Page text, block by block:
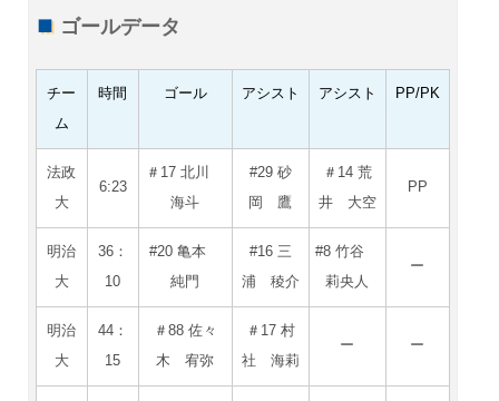
ゴールデータ
チー
ム
時間 ゴール アシスト アシスト PP/PK
法政
大
6:23
＃17 北川
海斗
#29 砂
岡 鷹
＃14 荒
井 大空
PP
明治
大
36：
10
#20 亀本
純門
#16 三
浦 稜介
#8 竹谷
莉央人
ー
明治
大
44：
15
＃88 佐々
木 宥弥
＃17 村
社 海莉
ー ー